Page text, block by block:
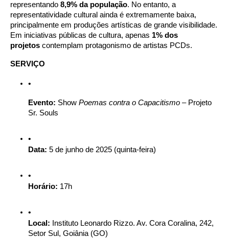
representando 8,9% da população. No entanto, a
representatividade cultural ainda é extremamente baixa,
principalmente em produções artísticas de grande visibilidade.
Em iniciativas públicas de cultura, apenas 1% dos
projetos contemplam protagonismo de artistas PCDs.
SERVIÇO
Evento: Show Poemas contra o Capacitismo – Projeto
Sr. Souls
Data: 5 de junho de 2025 (quinta-feira)
Horário: 17h
Local: Instituto Leonardo Rizzo. Av. Cora Coralina, 242,
Setor Sul, Goiânia (GO)